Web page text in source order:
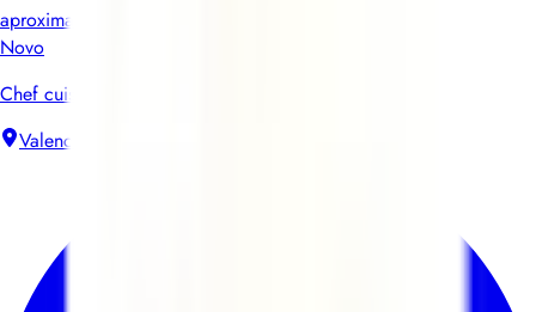
aproximadamente 21 horas
Novo
Chef cuisinier (Restaurant du personnel)
Valence